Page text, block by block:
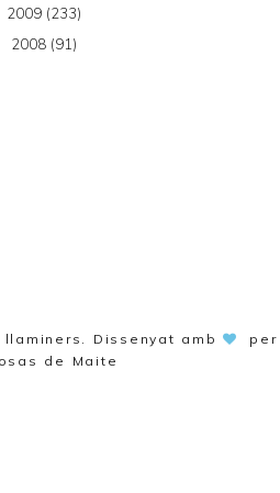
2009 (233)
2008 (91)
llaminers . Dissenyat amb
per
de Maite